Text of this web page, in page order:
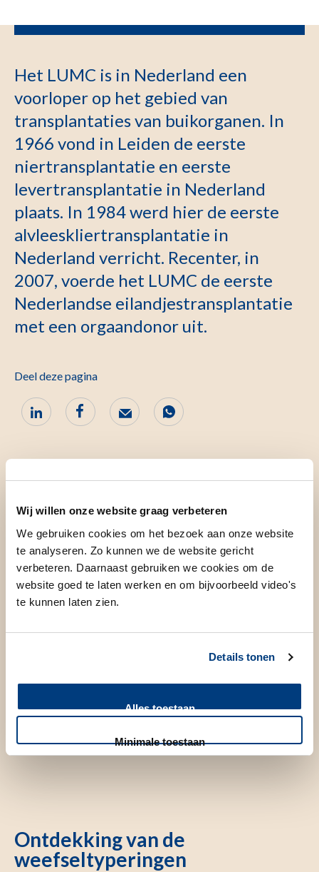
Wij willen onze website graag verbeteren
We gebruiken cookies om het bezoek aan onze website
te analyseren. Zo kunnen we de website gericht
verbeteren. Daarnaast gebruiken we cookies om de
website goed te laten werken en om bijvoorbeeld video's
te kunnen laten zien.
Details tonen
Alles toestaan
Minimale toestaan
Het LUMC is in Nederland een
voorloper op het gebied van
transplantaties van buikorganen. In
1966 vond in Leiden de eerste
niertransplantatie en eerste
levertransplantatie in Nederland
plaats. In 1984 werd hier de eerste
alvleeskliertransplantatie in
Nederland verricht. Recenter, in
2007, voerde het LUMC de eerste
Nederlandse eilandjestransplantatie
met een orgaandonor uit.
Deel deze pagina
LUMC
De eerste succesvolle niertransplantatie vond in 1954
plaats in de Amerikaanse stad Boston. In Nederland was de
eerste transplantatie in 1966: in het Academisch Ziekenhuis
Leiden stond een moeder een nier af aan haar zoon.
Sindsdien vonden er in Leiden vele succesvolle
Ontdekking van de
weefseltyperingen